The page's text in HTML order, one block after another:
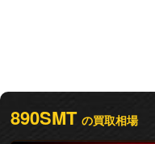
890SMT の買取相場